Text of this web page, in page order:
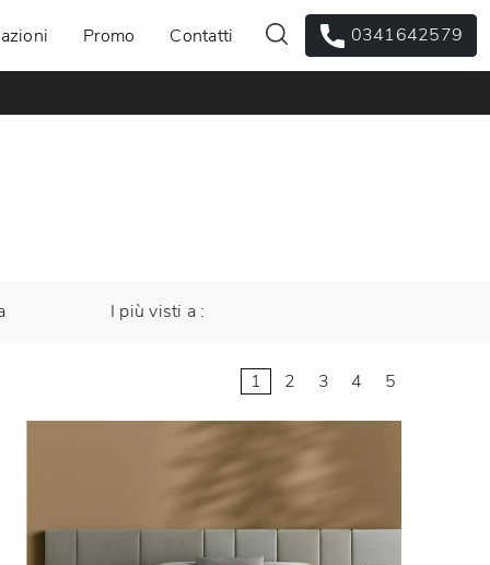
Promo Contatti 0341642579
I più visti a :
1 2 3 4 5